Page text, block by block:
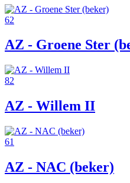
62
AZ - Groene Ster
82
AZ - Willem II
61
AZ - NAC (beker)